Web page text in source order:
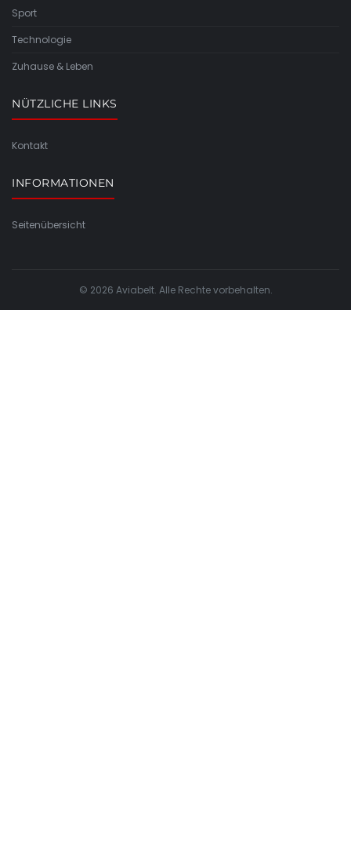
Sport
Technologie
Zuhause & Leben
NÜTZLICHE LINKS
Kontakt
INFORMATIONEN
Seitenübersicht
© 2026 Aviabelt. Alle Rechte vorbehalten.